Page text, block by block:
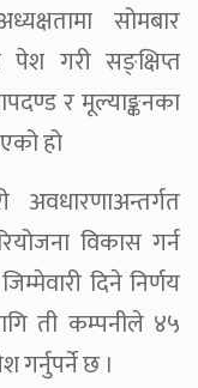
सोमबार
पेश गरी सङ्क्षिप्त
र मूल्याङ्कनका
हो
विकास गर्न
दिने निर्णय
ती कम्पनीले ४५
गर्नुपर्ने छ ।